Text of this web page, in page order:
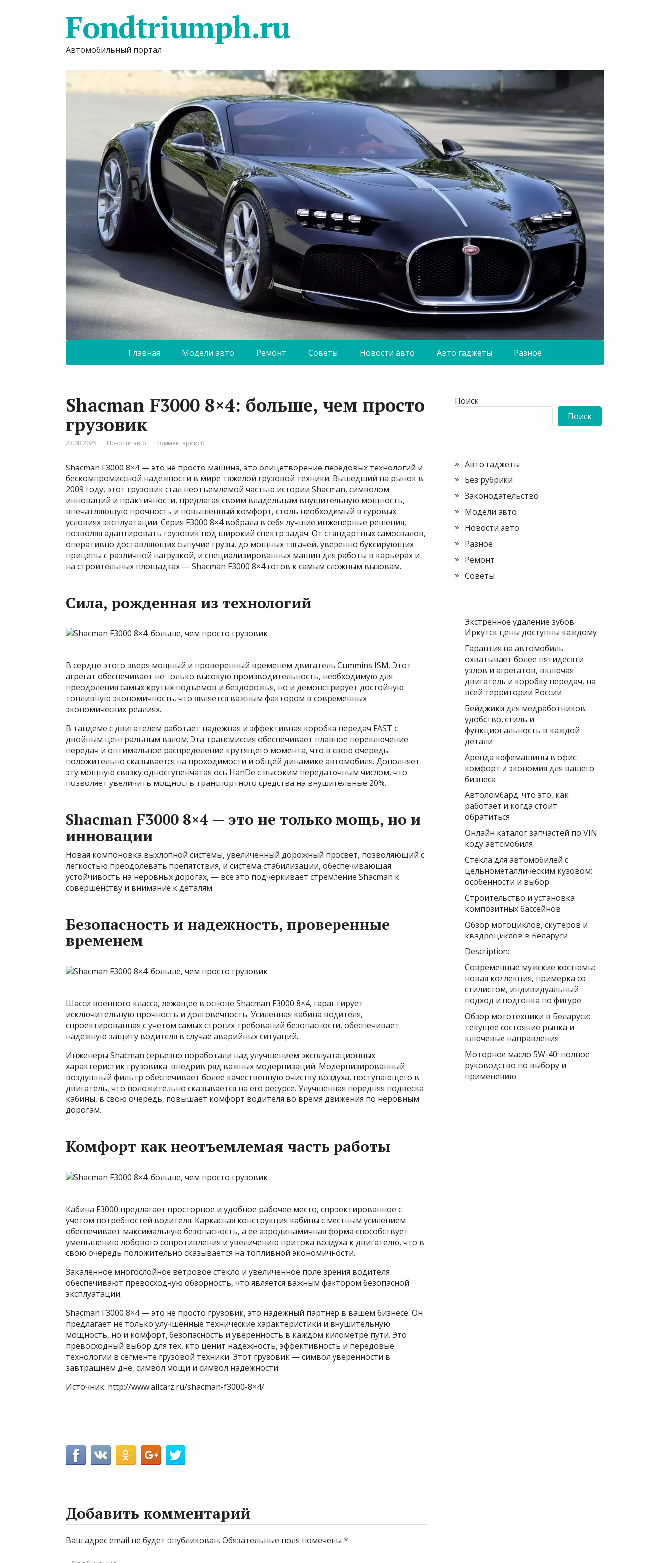
Fondtriumph.ru
Автомобильный портал
Главная Модели авто Ремонт Советы Новости авто Авто гаджеты Разное
Shacman F3000 8×4: больше, чем просто
грузовик
23.08.2025 Новости авто Комментарии: 0
Shacman F3000 8×4 — это не просто машина, это олицетворение передовых технологий и
бескомпромиссной надежности в мире тяжелой грузовой техники. Вышедший на рынок в
2009 году, этот грузовик стал неотъемлемой частью истории Shacman, символом
инноваций и практичности, предлагая своим владельцам внушительную мощность,
впечатляющую прочность и повышенный комфорт, столь необходимый в суровых
условиях эксплуатации. Серия F3000 8×4 вобрала в себя лучшие инженерные решения,
позволяя адаптировать грузовик под широкий спектр задач. От стандартных самосвалов,
оперативно доставляющих сыпучие грузы, до мощных тягачей, уверенно буксирующих
прицепы с различной нагрузкой, и специализированных машин для работы в карьерах и
на строительных площадках — Shacman F3000 8×4 готов к самым сложным вызовам.
Сила, рожденная из технологий
В сердце этого зверя мощный и проверенный временем двигатель Cummins ISM. Этот
агрегат обеспечивает не только высокую производительность, необходимую для
преодоления самых крутых подъемов и бездорожья, но и демонстрирует достойную
топливную экономичность, что является важным фактором в современных
экономических реалиях.
В тандеме с двигателем работает надежная и эффективная коробка передач FAST с
двойным центральным валом. Эта трансмиссия обеспечивает плавное переключение
передач и оптимальное распределение крутящего момента, что в свою очередь
положительно сказывается на проходимости и общей динамике автомобиля. Дополняет
эту мощную связку одноступенчатая ось HanDe с высоким передаточным числом, что
позволяет увеличить мощность транспортного средства на внушительные 20%.
Shacman F3000 8×4 — это не только мощь, но и
инновации
Новая компоновка выхлопной системы, увеличенный дорожный просвет, позволяющий с
легкостью преодолевать препятствия, и система стабилизации, обеспечивающая
устойчивость на неровных дорогах, — все это подчеркивает стремление Shacman к
совершенству и внимание к деталям.
Безопасность и надежность, проверенные
временем
Шасси военного класса, лежащее в основе Shacman F3000 8×4, гарантирует
исключительную прочность и долговечность. Усиленная кабина водителя,
спроектированная с учетом самых строгих требований безопасности, обеспечивает
надежную защиту водителя в случае аварийных ситуаций.
Инженеры Shacman серьезно поработали над улучшением эксплуатационных
характеристик грузовика, внедрив ряд важных модернизаций. Модернизированный
воздушный фильтр обеспечивает более качественную очистку воздуха, поступающего в
двигатель, что положительно сказывается на его ресурсе. Улучшенная передняя подвеска
кабины, в свою очередь, повышает комфорт водителя во время движения по неровным
дорогам.
Комфорт как неотъемлемая часть работы
Кабина F3000 предлагает просторное и удобное рабочее место, спроектированное с
учетом потребностей водителя. Каркасная конструкция кабины с местным усилением
обеспечивает максимальную безопасность, а ее аэродинамичная форма способствует
уменьшению лобового сопротивления и увеличению притока воздуха к двигателю, что в
свою очередь положительно сказывается на топливной экономичности.
Закаленное многослойное ветровое стекло и увеличенное поле зрения водителя
обеспечивают превосходную обзорность, что является важным фактором безопасной
эксплуатации.
Shacman F3000 8×4 — это не просто грузовик, это надежный партнер в вашем бизнесе. Он
предлагает не только улучшенные технические характеристики и внушительную
мощность, но и комфорт, безопасность и уверенность в каждом километре пути. Это
превосходный выбор для тех, кто ценит надежность, эффективность и передовые
технологии в сегменте грузовой техники. Этот грузовик — символ уверенности в
завтрашнем дне, символ мощи и символ надежности.
Источник: http://www.allcarz.ru/shacman-f3000-8×4/
Добавить комментарий
Ваш адрес email не будет опубликован. Обязательные поля помечены *
Поиск
Поиск
Авто гаджеты
Без рубрики
Законодательство
Модели авто
Новости авто
Разное
Ремонт
Советы
Экстренное удаление зубов
Иркутск цены доступны каждому
Гарантия на автомобиль
охватывает более пятидесяти
узлов и агрегатов, включая
двигатель и коробку передач, на
всей территории России
Бейджики для медработников:
удобство, стиль и
функциональность в каждой
детали
Аренда кофемашины в офис:
комфорт и экономия для вашего
бизнеса
Автоломбард: что это, как
работает и когда стоит
обратиться
Онлайн каталог запчастей по VIN
коду автомобиля
Стекла для автомобилей с
цельнометаллическим кузовом:
особенности и выбор
Строительство и установка
композитных бассейнов
Обзор мотоциклов, скутеров и
квадроциклов в Беларуси
Description:
Современные мужские костюмы:
новая коллекция, примерка со
стилистом, индивидуальный
подход и подгонка по фигуре
Обзор мототехники в Беларуси:
текущее состояние рынка и
ключевые направления
Моторное масло 5W-40: полное
руководство по выбору и
применению